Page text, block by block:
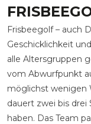
Frisbeegolf – auch
Geschicklichkeit
alle Altersgruppen
vom Abwurfpunkt
möglichst wenigen
dauert zwei bis drei
haben. Das Team